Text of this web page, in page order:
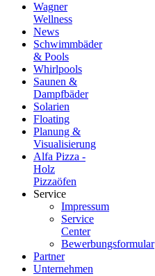
Wagner
Wellness
News
Schwimmbäder
& Pools
Whirlpools
Saunen &
Dampfbäder
Solarien
Floating
Planung &
Visualisierung
Alfa Pizza -
Holz
Pizzaöfen
Service
Impressum
Service
Center
Bewerbungsformular
Partner
Unternehmen